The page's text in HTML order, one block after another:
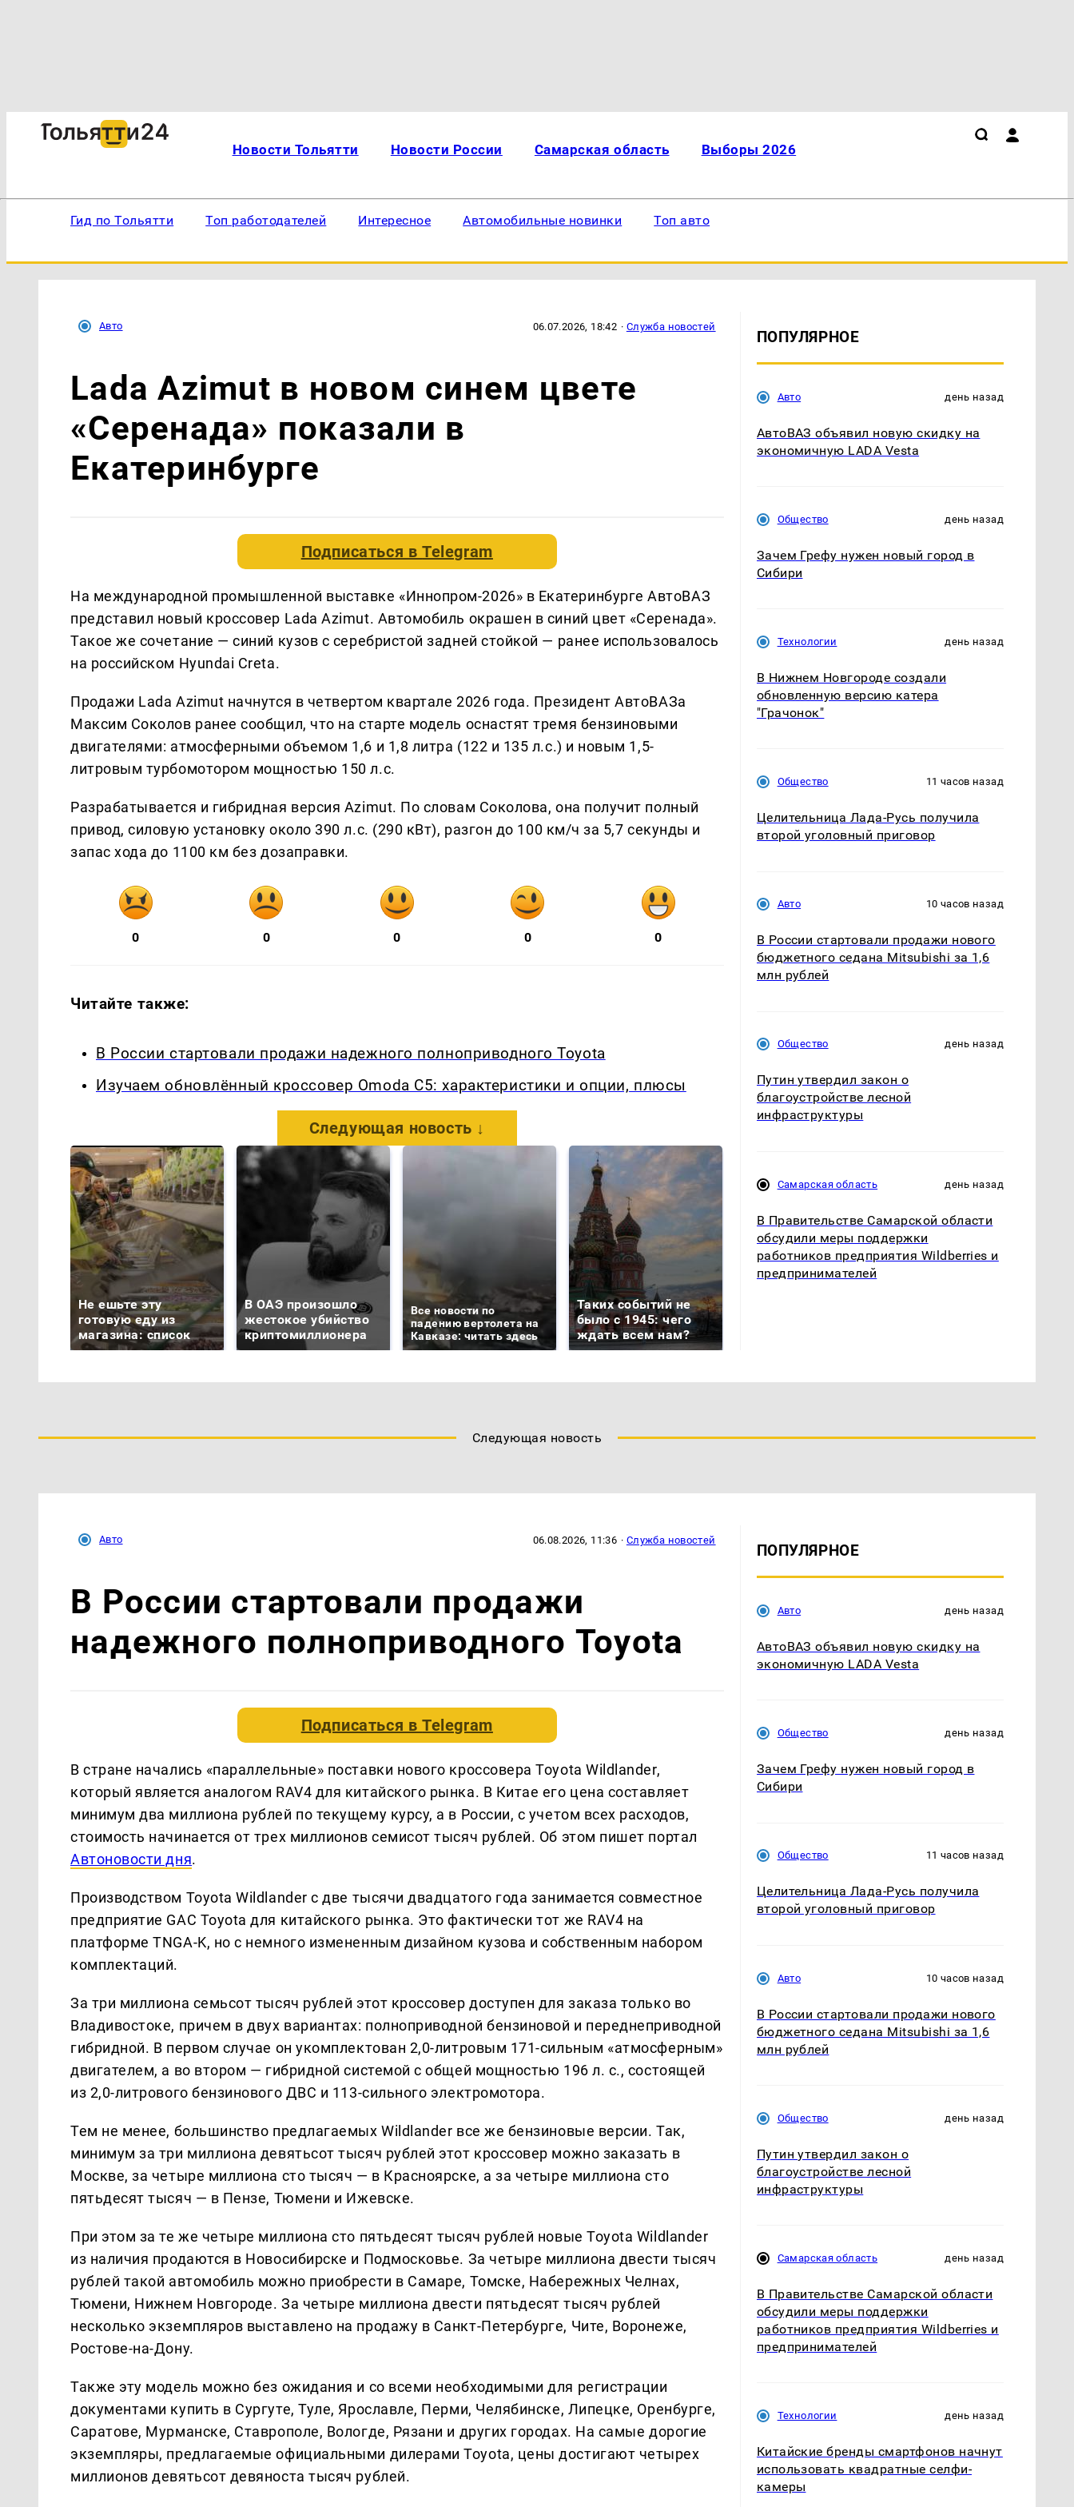
Новости Тольятти Новости России Самарская область Выборы 2026
Гид по Тольятти Топ работодателей Интересное Автомобильные новинки Топ авто
Авто 06.07.2026, 18:42 · Служба новостей
Lada Azimut в новом синем цвете
«Серенада» показали в
Екатеринбурге
Подписаться вTelegram
На международной промышленной выставке «Иннопром-2026» в Екатеринбурге АвтоВАЗ
представил новый кроссовер Lada Azimut. Автомобиль окрашен в синий цвет «Серенада».
Такое же сочетание — синий кузов с серебристой задней стойкой — ранее использовалось
на российском Hyundai Creta.
Продажи Lada Azimut начнутся в четвертом квартале 2026 года. Президент АвтоВАЗа
Максим Соколов ранее сообщил, что на старте модель оснастят тремя бензиновыми
двигателями: атмосферными объемом 1,6 и 1,8 литра (122 и 135 л.с.) и новым 1,5-
литровым турбомотором мощностью 150 л.с.
Разрабатывается и гибридная версия Azimut. По словам Соколова, она получит полный
привод, силовую установку около 390 л.с. (290 кВт), разгон до 100 км/ч за 5,7 секунды и
запас хода до 1100 км без дозаправки.
0 0 0 0 0
Читайте также:
В России стартовали продажи надежного полноприводного Toyota
Изучаем обновлённый кроссовер Omoda C5: характеристики и опции, плюсы
Следующая новость ↓
Не ешьте эту
готовую еду из
магазина: список
В ОАЭ произошло
жестокое убийство
криптомиллионера
Все новости по
падению вертолета на
Кавказе: читать здесь
Таких событий не
было с 1945: чего
ждать всем нам?
ПОПУЛЯРНОЕ
Авто день назад
АвтоВАЗ объявил новую скидку на
экономичную LADA Vesta
Общество день назад
Зачем Грефу нужен новый город в
Сибири
Технологии день назад
В Нижнем Новгороде создали
обновленную версию катера
"Грачонок"
Общество 11 часов назад
Целительница Лада-Русь получила
второй уголовный приговор
Авто 10 часов назад
В России стартовали продажи нового
бюджетного седана Mitsubishi за 1,6
млн рублей
Общество день назад
Путин утвердил закон о
благоустройстве лесной
инфраструктуры
Самарская область день назад
В Правительстве Самарской области
обсудили меры поддержки
работников предприятия Wildberries и
предпринимателей
Следующая новость
Авто 06.08.2026, 11:36 · Служба новостей
В России стартовали продажи
надежного полноприводного Toyota
Подписаться вTelegram
В стране начались «параллельные» поставки нового кроссовера Toyota Wildlander,
который является аналогом RAV4 для китайского рынка. В Китае его цена составляет
минимум два миллиона рублей по текущему курсу, а в России, с учетом всех расходов,
стоимость начинается от трех миллионов семисот тысяч рублей. Об этом пишет портал
Автоновости дня.
Производством Toyota Wildlander с две тысячи двадцатого года занимается совместное
предприятие GAC Toyota для китайского рынка. Это фактически тот же RAV4 на
платформе TNGA-K, но с немного измененным дизайном кузова и собственным набором
комплектаций.
За три миллиона семьсот тысяч рублей этот кроссовер доступен для заказа только во
Владивостоке, причем в двух вариантах: полноприводной бензиновой и переднеприводной
гибридной. В первом случае он укомплектован 2,0-литровым 171-сильным «атмосферным»
двигателем, а во втором — гибридной системой с общей мощностью 196 л. с., состоящей
из 2,0-литрового бензинового ДВС и 113-сильного электромотора.
Тем не менее, большинство предлагаемых Wildlander все же бензиновые версии. Так,
минимум за три миллиона девятьсот тысяч рублей этот кроссовер можно заказать в
Москве, за четыре миллиона сто тысяч — в Красноярске, а за четыре миллиона сто
пятьдесят тысяч — в Пензе, Тюмени и Ижевске.
При этом за те же четыре миллиона сто пятьдесят тысяч рублей новые Toyota Wildlander
из наличия продаются в Новосибирске и Подмосковье. За четыре миллиона двести тысяч
рублей такой автомобиль можно приобрести в Самаре, Томске, Набережных Челнах,
Тюмени, Нижнем Новгороде. За четыре миллиона двести пятьдесят тысяч рублей
несколько экземпляров выставлено на продажу в Санкт-Петербурге, Чите, Воронеже,
Ростове-на-Дону.
Также эту модель можно без ожидания и со всеми необходимыми для регистрации
документами купить в Сургуте, Туле, Ярославле, Перми, Челябинске, Липецке, Оренбурге,
Саратове, Мурманске, Ставрополе, Вологде, Рязани и других городах. На самые дорогие
экземпляры, предлагаемые официальными дилерами Toyota, цены достигают четырех
миллионов девятьсот девяноста тысяч рублей.
ПОПУЛЯРНОЕ
Авто день назад
АвтоВАЗ объявил новую скидку на
экономичную LADA Vesta
Общество день назад
Зачем Грефу нужен новый город в
Сибири
Общество 11 часов назад
Целительница Лада-Русь получила
второй уголовный приговор
Авто 10 часов назад
В России стартовали продажи нового
бюджетного седана Mitsubishi за 1,6
млн рублей
Общество день назад
Путин утвердил закон о
благоустройстве лесной
инфраструктуры
Самарская область день назад
В Правительстве Самарской области
обсудили меры поддержки
работников предприятия Wildberries и
предпринимателей
Технологии день назад
Китайские бренды смартфонов начнут
использовать квадратные селфи-
камеры